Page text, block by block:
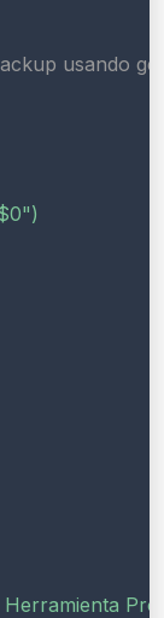
usando
")
Herramienta